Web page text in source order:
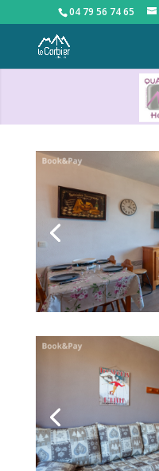
04 79 56 74 65